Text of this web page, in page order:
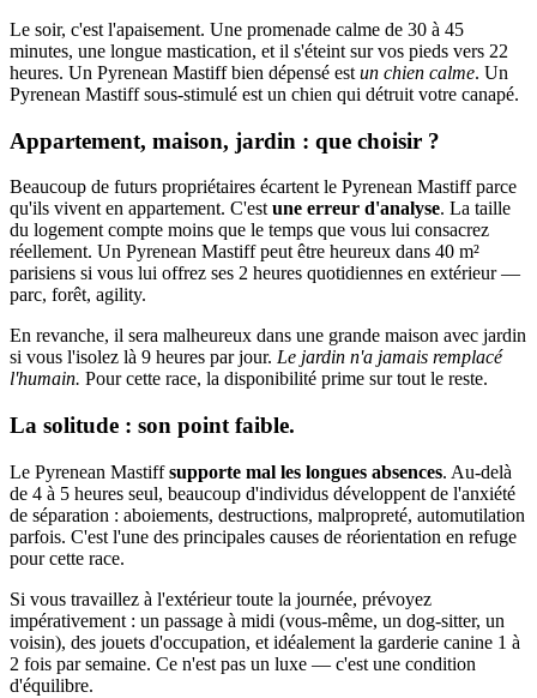
Le soir, c'est l'apaisement. Une promenade calme de 30 à 45
minutes, une longue mastication, et il s'éteint sur vos pieds vers 22
heures. Un Pyrenean Mastiff bien dépensé est un chien calme. Un
Pyrenean Mastiff sous-stimulé est un chien qui détruit votre canapé.
Appartement, maison, jardin : que choisir ?
Beaucoup de futurs propriétaires écartent le Pyrenean Mastiff parce
qu'ils vivent en appartement. C'estune erreur d'analyse. La taille
du logement compte moins que le temps que vous lui consacrez
réellement. Un Pyrenean Mastiff peut être heureux dans 40 m²
parisiens si vous lui offrez ses 2 heures quotidiennes en extérieur —
parc, forêt, agility.
En revanche, il sera malheureux dans une grande maison avec jardin
si vous l'isolez là 9 heures par jour. Le jardin n'a jamais remplacé
l'humain. Pour cette race, la disponibilité prime sur tout le reste.
La solitude : son point faible.
Le Pyrenean Mastiffsupporte mal les longues absences. Au-delà
de 4 à 5 heures seul, beaucoup d'individus développent de l'anxiété
de séparation : aboiements, destructions, malpropreté, automutilation
parfois. C'est l'une des principales causes de réorientation en refuge
pour cette race.
Si vous travaillez à l'extérieur toute la journée, prévoyez
impérativement : un passage à midi (vous-même, un dog-sitter, un
voisin), des jouets d'occupation, et idéalement la garderie canine 1 à
2 fois par semaine. Ce n'est pas un luxe — c'est une condition
d'équilibre.